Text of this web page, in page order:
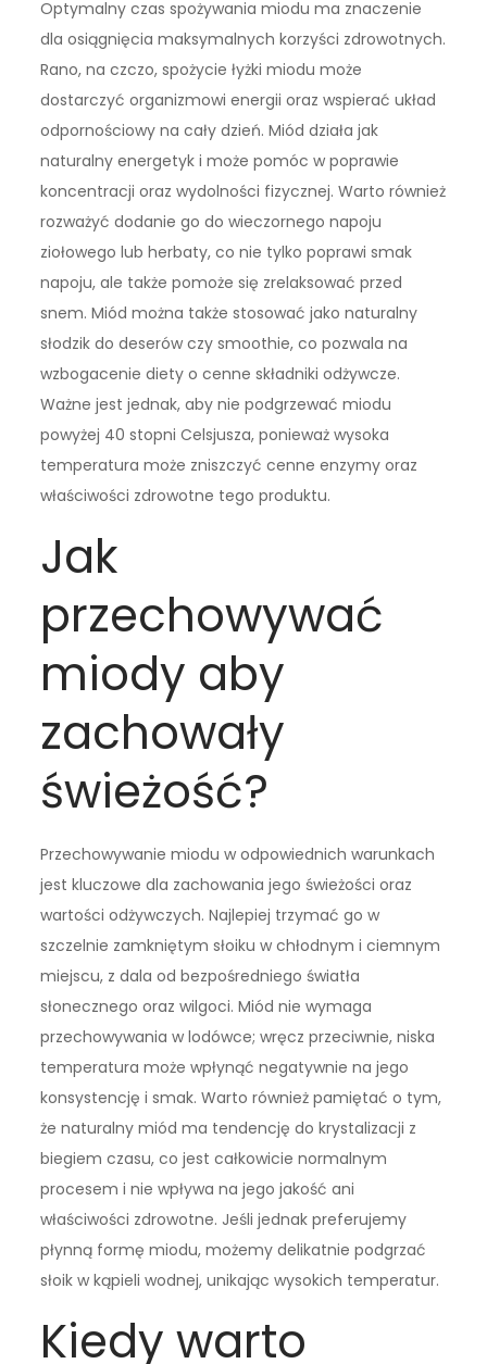
Optymalny czas spożywania miodu ma znaczenie
dla osiągnięcia maksymalnych korzyści zdrowotnych.
Rano, na czczo, spożycie łyżki miodu może
dostarczyć organizmowi energii oraz wspierać układ
odpornościowy na cały dzień. Miód działa jak
naturalny energetyk i może pomóc w poprawie
koncentracji oraz wydolności fizycznej. Warto również
rozważyć dodanie go do wieczornego napoju
ziołowego lub herbaty, co nie tylko poprawi smak
napoju, ale także pomoże się zrelaksować przed
snem. Miód można także stosować jako naturalny
słodzik do deserów czy smoothie, co pozwala na
wzbogacenie diety o cenne składniki odżywcze.
Ważne jest jednak, aby nie podgrzewać miodu
powyżej 40 stopni Celsjusza, ponieważ wysoka
temperatura może zniszczyć cenne enzymy oraz
właściwości zdrowotne tego produktu.
Jak
przechowywać
miody aby
zachowały
świeżość?
Przechowywanie miodu w odpowiednich warunkach
jest kluczowe dla zachowania jego świeżości oraz
wartości odżywczych. Najlepiej trzymać go w
szczelnie zamkniętym słoiku w chłodnym i ciemnym
miejscu, z dala od bezpośredniego światła
słonecznego oraz wilgoci. Miód nie wymaga
przechowywania w lodówce; wręcz przeciwnie, niska
temperatura może wpłynąć negatywnie na jego
konsystencję i smak. Warto również pamiętać o tym,
że naturalny miód ma tendencję do krystalizacji z
biegiem czasu, co jest całkowicie normalnym
procesem i nie wpływa na jego jakość ani
właściwości zdrowotne. Jeśli jednak preferujemy
płynną formę miodu, możemy delikatnie podgrzać
słoik w kąpieli wodnej, unikając wysokich temperatur.
Kiedy warto